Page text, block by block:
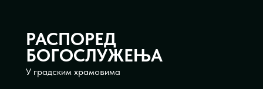
РАСПОРЕД
БОГОСЛУЖЕЊА
У градским храмовима